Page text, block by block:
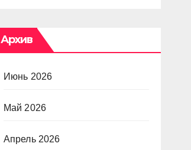
Архив
Июнь 2026
Май 2026
Апрель 2026